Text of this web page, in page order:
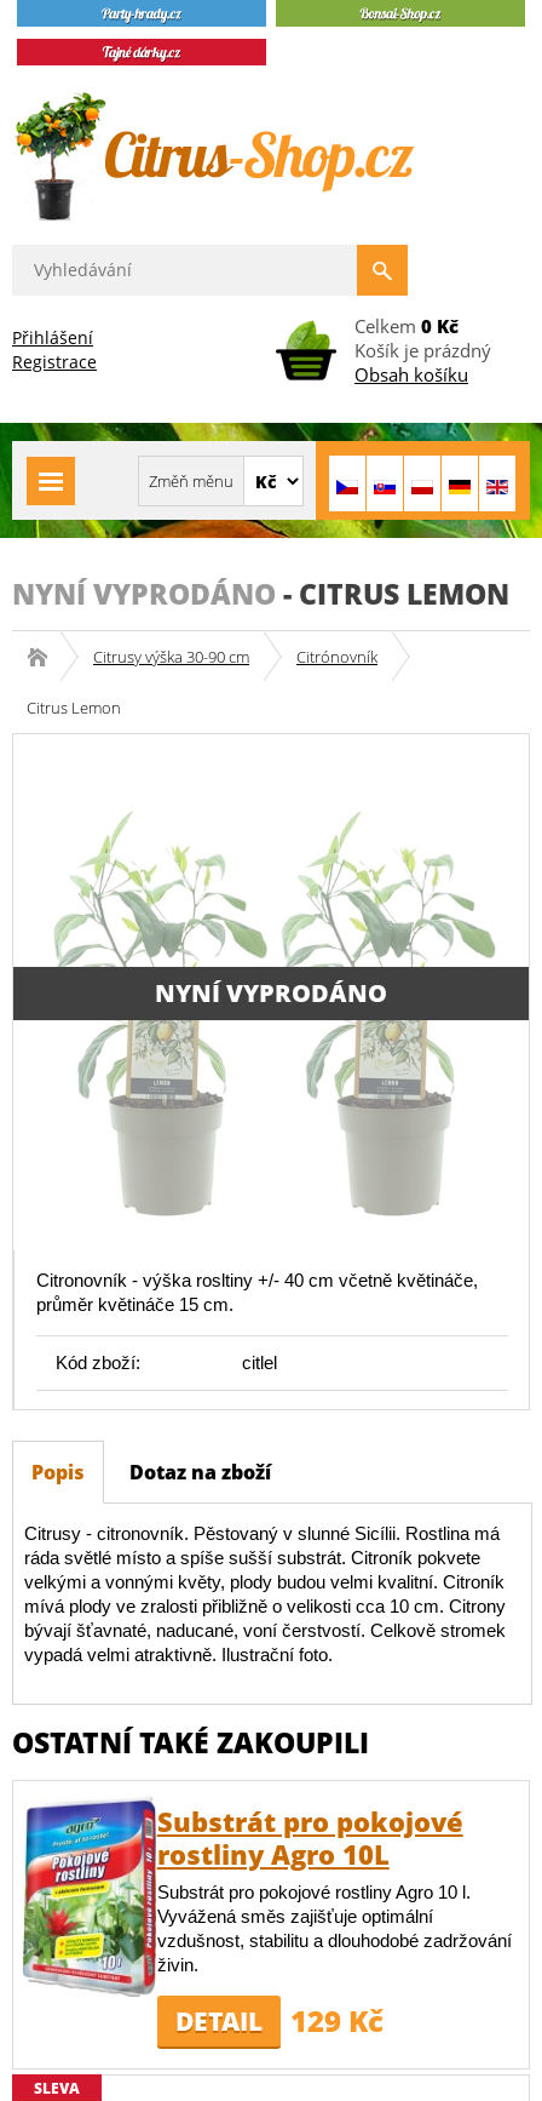
Přihlášení
Registrace
Celkem 0 Kč
Košík je prázdný
Obsah košíku
NYNÍ VYPRODÁNO - CITRUS LEMON
Citrusy výška 30-90 cm Citrónovník
Citrus Lemon
NYNÍ VYPRODÁNO
Citronovník - výška rosltiny +/- 40 cm včetně květináče,
průměr květináče 15 cm.
Kód zboží: citlel
Popis Dotaz na zboží
Citrusy - citronovník. Pěstovaný v slunné Sicílii. Rostlina má
ráda světlé místo a spíše sušší substrát. Citroník pokvete
velkými a vonnými květy, plody budou velmi kvalitní. Citroník
mívá plody ve zralosti přibližně o velikosti cca 10 cm. Citrony
bývají šťavnaté, naducané, voní čerstvostí. Celkově stromek
vypadá velmi atraktivně. Ilustrační foto.
OSTATNÍ TAKÉ ZAKOUPILI
Substrát pro pokojové
rostliny Agro 10L
Substrát pro pokojové rostliny Agro 10 l.
Vyvážená směs zajišťuje optimální
vzdušnost, stabilitu a dlouhodobé zadržování
živin.
DETAIL 129 Kč
SLEVA